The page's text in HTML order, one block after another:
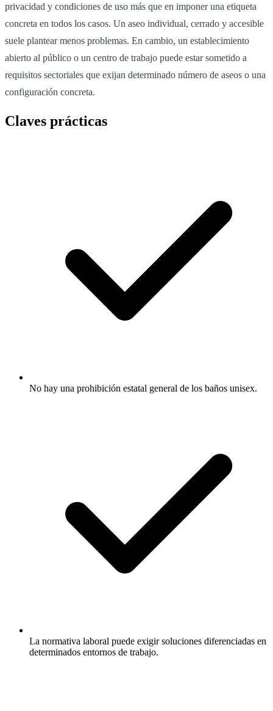
privacidad y condiciones de uso más que en imponer una etiqueta
concreta en todos los casos. Un aseo individual, cerrado y accesible
suele plantear menos problemas. En cambio, un establecimiento
abierto al público o un centro de trabajo puede estar sometido a
requisitos sectoriales que exijan determinado número de aseos o una
configuración concreta.
Claves prácticas
No hay una prohibición estatal general de los baños unisex.
La normativa laboral puede exigir soluciones diferenciadas en
determinados entornos de trabajo.